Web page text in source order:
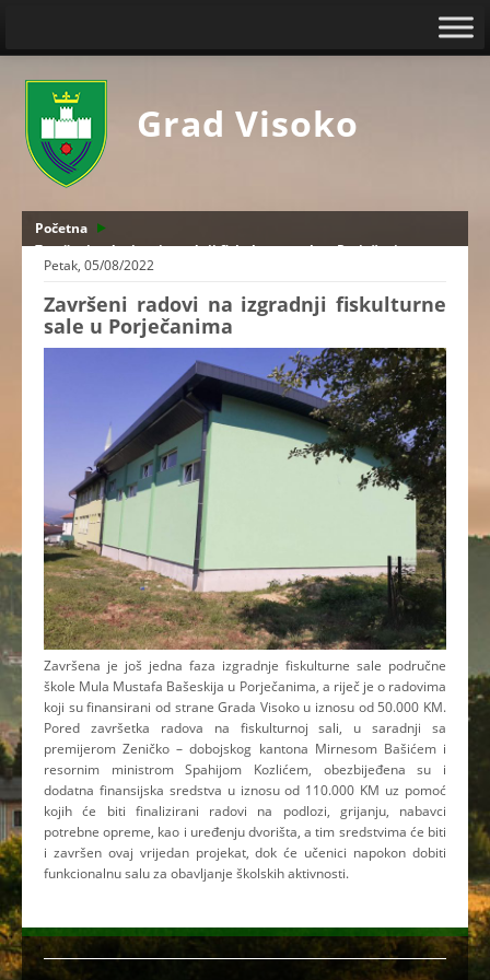
Grad Visoko
Početna
Završeni radovi na izgradnji fiskulturne sale u Porječanima
Petak, 05/08/2022
Završeni radovi na izgradnji fiskulturne
sale u Porječanima
Završena je još jedna faza izgradnje fiskulturne sale područne
škole Mula Mustafa Bašeskija u Porječanima, a riječ je o radovima
koji su finansirani od strane Grada Visoko u iznosu od 50.000 KM.
Pored završetka radova na fiskulturnoj sali, u saradnji sa
premijerom Zeničko – dobojskog kantona Mirnesom Bašićem i
resornim ministrom Spahijom Kozlićem, obezbijeđena su i
dodatna finansijska sredstva u iznosu od 110.000 KM uz pomoć
kojih će biti finalizirani radovi na podlozi, grijanju, nabavci
potrebne opreme, kao i uređenju dvorišta, a tim sredstvima će biti
i završen ovaj vrijedan projekat, dok će učenici napokon dobiti
funkcionalnu salu za obavljanje školskih aktivnosti.